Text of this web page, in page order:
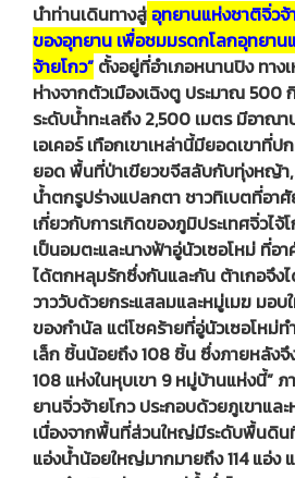
นำท่านเดินทางสู่ อุทยานแห่งชาติจิ่ว
ของอุทยาน เพื่อชมมรดกโลกอุทยาน
จ้ายโกว” ตั้งอยู่ที่อำเภอหนานปิง ทา
ห่างจากตัวเมืองเฉิงตู ประมาณ 500
ระดับน้ำทะเลถึง 2,500 เมตร มีอาณ
เอเคอร์ เทือกเขาเหล่านี้มียอดเขาที่
ยอด พื้นที่ป่าเขียวขจีสลับกับทุ่งหญ้า,
น้ำตกรูปร่างแปลกตา ชาวทิเบตที่อา
เกี่ยวกับการเกิดของภูมิประเทศจิ่วไจ้
เป็นอมตะและนางฟ้าอู่นัวเซอโหม่ ที่อ
ได้ตกหลุมรักซึ่งกันและกัน ต้าเกอจึง
วาววับด้วยกระแสลมและหมู่เมฆ มอบ
ของกำนัล แต่โชคร้ายที่อู่นัวเซอโหม่
เล็ก ชิ้นน้อยถึง 108 ชิ้น ซึ่งภายหลังจึ
108 แห่งในหุบเขา 9 หมู่บ้านแห่งนี้”
ยานจิ่วจ้ายโกว ประกอบด้วยภูเขาแ
เนื่องจากพื้นที่ส่วนใหญ่มีระดับพื้นดิน
แอ่งน้ำน้อยใหญ่มากมายถึง 114 แอ่